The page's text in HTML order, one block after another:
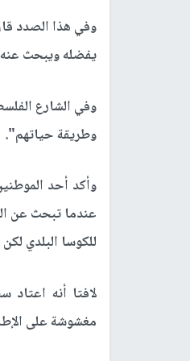
وفي هذا الصدد
يفضله ويبحث
وفي الشارع
وطريقة حياتهم".
وأكد أحد
عندما تبحث عن
للكوسا البلدي
لافتا أنه
مغشوشة على